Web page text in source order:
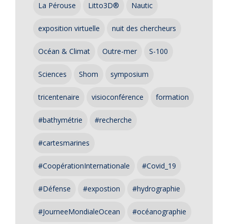
La Pérouse Litto3D® Nautic
exposition virtuelle nuit des chercheurs
Océan & Climat Outre-mer S-100
Sciences Shom symposium
tricentenaire visioconférence formation
#bathymétrie #recherche
#cartesmarines
#CoopérationInternationale #Covid_19
#Défense #expostion #hydrographie
#JourneeMondialeOcean #océanographie